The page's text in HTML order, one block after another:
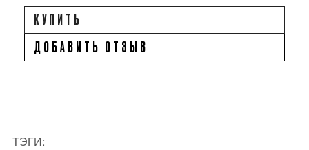
КУПИТЬ
ДОБАВИТЬ ОТЗЫВ
ТЭГИ: